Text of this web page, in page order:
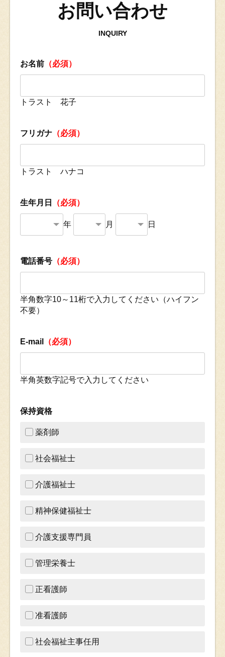
お問い合わせ
INQUIRY
お名前 （必須）
トラスト 花子
フリガナ （必須）
トラスト ハナコ
生年月日 （必須）
年 月 日
電話番号 （必須）
半角数字10～11桁で入力してください（ハイフン
不要）
E-mail （必須）
半角英数字記号で入力してください
保持資格
薬剤師
社会福祉士
介護福祉士
精神保健福祉士
介護支援専門員
管理栄養士
正看護師
准看護師
社会福祉主事任用